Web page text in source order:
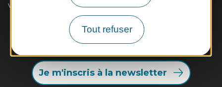
Tout refuser
vous séduiront à coup sûr. A très bientôt !
Contactez-nous
Infos pratiques et brochures
Je m'inscris à la newsletter